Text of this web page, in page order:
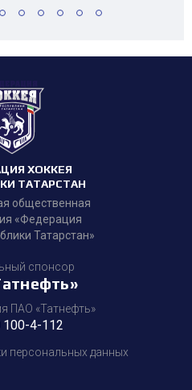
ХОККЕЯ
ТАТАРСТАН
общественная
«Федерация
Татарстан»
спонсор
ПАО «Татнефть»
100-4-112
персональных данных